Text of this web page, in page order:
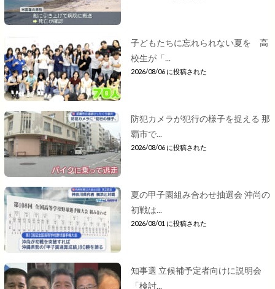
子どもたちに忘れられない夏を 高
校生が「...
2026/08/06 に投稿された
防犯カメラが犯行の様子を捉える 那
覇市で...
2026/08/06 に投稿された
夏の甲子園組み合わせ抽選会 沖尚の
初戦は...
2026/08/01 に投稿された
知事選 立候補予定者向けに説明会
「検討...